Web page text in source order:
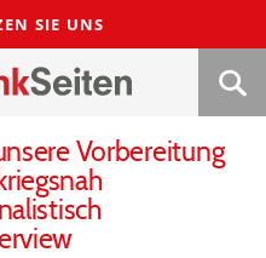
SIE UNS
Vorbereitung